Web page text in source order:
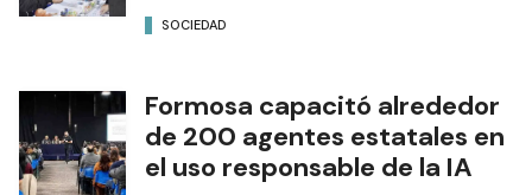
SOCIEDAD
Formosa capacitó alrededor
de 200 agentes estatales en
el uso responsable de la IA